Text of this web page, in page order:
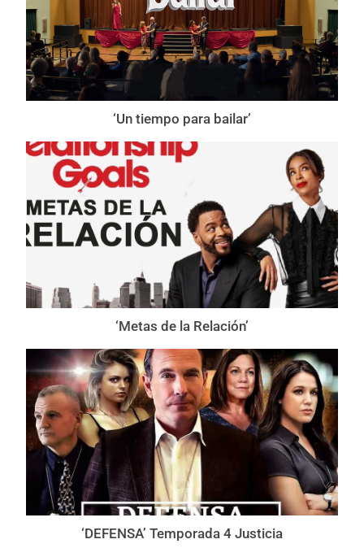
‘Un tiempo para bailar’
‘Metas de la Relación’
‘DEFENSA’ Temporada 4 Justicia